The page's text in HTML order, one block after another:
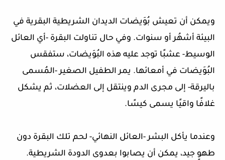
ويمكن أن تعيش بُوَيضات الديدان الشريطية البقرية في
البيئة أشهُر أو سنوات. وفي حال تناولت البقرة -أي العائل
الوسيط- عشبًا توجد عليه هذه البُوَيضات، ستفقس
البُوَيضات في أمعائها. يمر الطفيل الصغير -المُسمى
باليرقة- إلى مجرى الدم وينتقل إلى العضلات، ثم يشكل
غلافًا واقيًا يسمى كيسًا.
وعندما يأكل البشر -العائل النهائي- لحم تلك البقرة دون
طهوٍ جيد، يمكن أن يصابوا بعدوى الدودة الشريطية.